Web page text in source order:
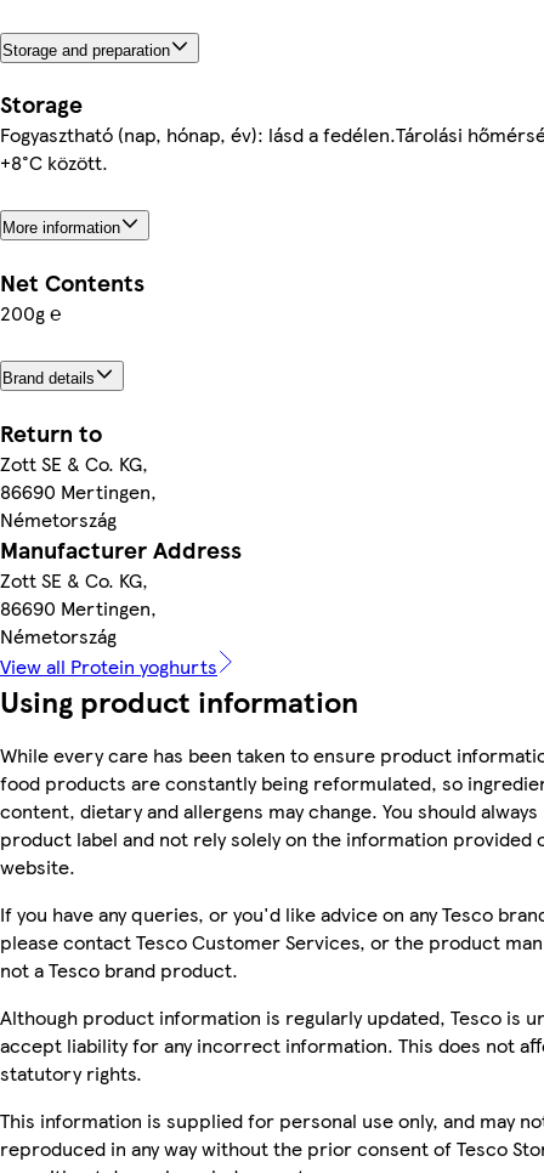
Storage and preparation
Storage
Fogyasztható (nap, hónap, év): lásd a fedélen.Tárolási
+8°C között.
More information
Net Contents
200g ℮
Brand details
Return to
Zott SE & Co. KG,
86690 Mertingen,
Németország
Manufacturer Address
Zott SE & Co. KG,
86690 Mertingen,
Németország
View all Protein yoghurts
Using product information
While every care has been taken to ensure product
food products are constantly being reformulated, so
content, dietary and allergens may change. You should
product label and not rely solely on the information provided
website.
If you have any queries, or you'd like advice on any Tesco
please contact Tesco Customer Services, or the product
not a Tesco brand product.
Although product information is regularly updated, Tesco is
accept liability for any incorrect information. This does not
statutory rights.
This information is supplied for personal use only, and may
reproduced in any way without the prior consent of Tesco